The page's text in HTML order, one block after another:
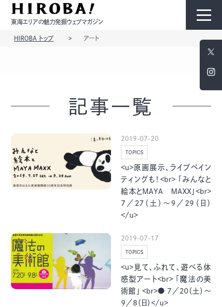
東海エリアの魅力発掘ウェブマガジン
モノ
体験
HIROBA トップ アート
記事一覧
2019-07-20
TOPICS
<u>原画展示、ライブペイン
ティングも！<br> 「みんなと
絵本とMAYA MAXX」<br>
7／27（土）～9／29（日）
</u>
2019-07-17
TOPICS
<u>見て、ふれて、遊べる体
感型アート<br> 「魔法の美
術館」 <br>● 7／20（土）～
9／8（日）</u>